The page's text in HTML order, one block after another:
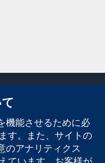
お問い合わせ
ニュース
広報
コクランにつ
いて
機能させるために必
す。また、サイトの
のアナリティクス